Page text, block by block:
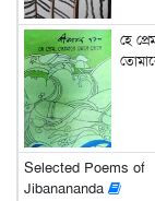
হে
Selected Poems of
Jibanananda